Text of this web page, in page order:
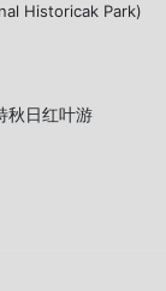
Historicak Park)
秋日红叶游